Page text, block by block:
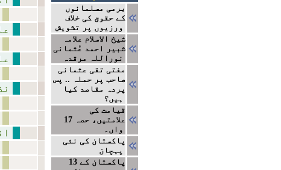
برمی مسلمانوں
کے حقوق کی خلاف
ورزیوں پر تشویش
شیخ الاسلام علامہ
شبیر احمد عُثمانی
نوراللہ مرقدہ
مفتی تقی عثمانی
صاحب پر حملہ .. پس
پردہ مقاصد کیا
ہیں؟
قیامت کی
علامتیں، حصہ 17
واں۔
پاکستان کی نئی
پہچان
پاکستان کے 13